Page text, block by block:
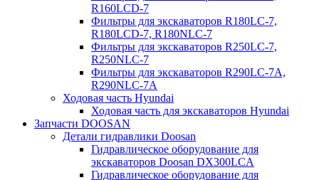
R160LCD-7
Фильтры для экскаваторов R180LC-7,
R180LCD-7, R180NLC-7
Фильтры для экскаваторов R250LC-7,
R250NLC-7
Фильтры для экскаваторов R290LC-7A,
R290NLC-7A
Ходовая часть Hyundai
Ходовая часть для экскаваторов Hyundai
Запчасти DOOSAN
Детали гидравлики Doosan
Гидравлическое оборудование для
экскаваторов Doosan DX300LCA
Гидравлическое оборудование для